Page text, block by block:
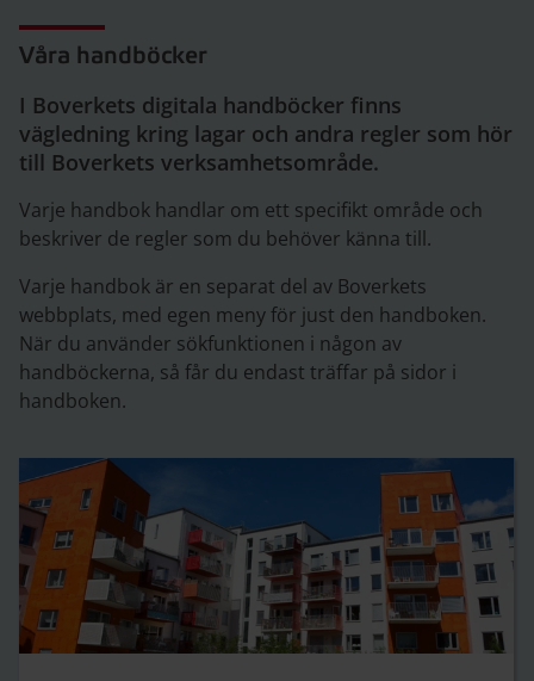
Våra handböcker
I Boverkets digitala handböcker finns
vägledning kring lagar och andra regler som hör
till Boverkets verksamhetsområde.
Varje handbok handlar om ett specifikt område och
beskriver de regler som du behöver känna till.
Varje handbok är en separat del av Boverkets
webbplats, med egen meny för just den handboken.
När du använder sökfunktionen i någon av
handböckerna, så får du endast träffar på sidor i
handboken.